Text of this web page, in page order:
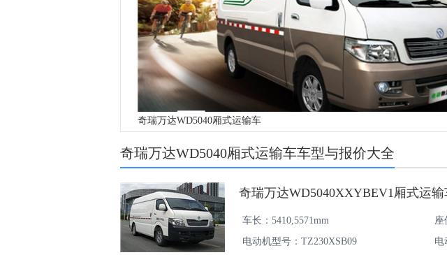
奇瑞万达WD5040厢式运输车
奇瑞万达WD5040厢式运输车车型与报价大全
奇瑞万达WD5040XXYBEV1厢式运输
车长：5410,5571mm 座
电动机型号：TZ230XSB09
电